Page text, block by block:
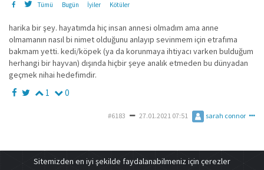
Sitemizden en iyi şekilde faydalanabilmeniz için çerezler
Tümü Bugün İyiler Kötüler
harika bir şey. hayatımda hiç insan annesi olmadım ama anne
olmamanın nasıl bi nimet olduğunu anlayıp sevinmem için etrafıma
bakmam yetti. kedi/köpek (ya da korunmaya ihtiyacı varken bulduğum
herhangi bir hayvan) dışında hiçbir şeye analık etmeden bu dünyadan
geçmek nihai hedefimdir.
1 0
#6183 27.01.2021 07:51 sarah connor